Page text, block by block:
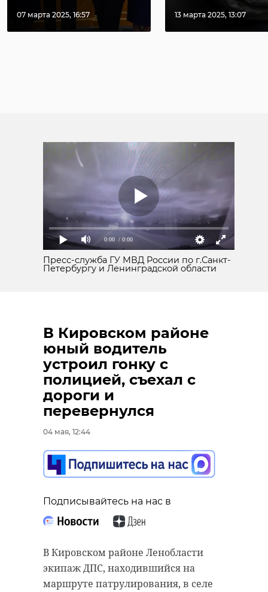
07 марта 2025, 16:57 13 марта 2025, 13:07
0:00 / 0:00
Пресс-служба ГУ МВД России по г.Санкт-
Петербургу и Ленинградской области
В Кировском районе
юный водитель
устроил гонку с
полицией, съехал с
дороги и
перевернулся
04 мая, 12:44
Подписывайтесь на нас в
В Кировском районе Ленобласти
экипаж ДПС, находившийся на
маршруте патрулирования, в селе